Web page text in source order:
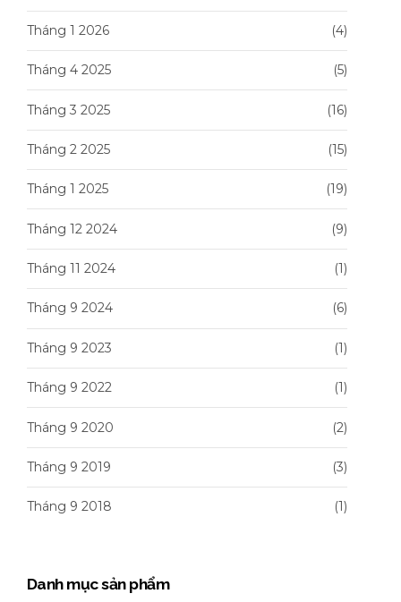
Tháng 1 2026 (4)
Tháng 4 2025 (5)
Tháng 3 2025 (16)
Tháng 2 2025 (15)
Tháng 1 2025 (19)
Tháng 12 2024 (9)
Tháng 11 2024 (1)
Tháng 9 2024 (6)
Tháng 9 2023 (1)
Tháng 9 2022 (1)
Tháng 9 2020 (2)
Tháng 9 2019 (3)
Tháng 9 2018 (1)
Danh mục sản phẩm